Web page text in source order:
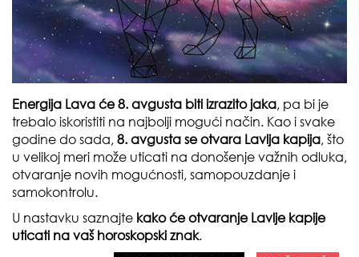
Energija Lava će 8. avgusta biti izrazito jaka, pa bi je
trebalo iskoristiti na najbolji mogući način. Kao i svake
godine do sada, 8. avgusta se otvara Lavlja kapija, što
u velikoj meri može uticati na donošenje važnih odluka,
otvaranje novih mogućnosti, samopouzdanje i
samokontrolu.
U nastavku saznajte kako će otvaranje Lavlje kapije
uticati na vaš horoskopski znak.